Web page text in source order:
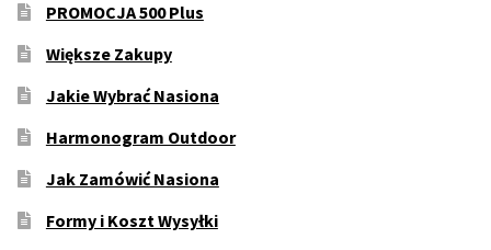
PROMOCJA 500 Plus
Większe Zakupy
Jakie Wybrać Nasiona
Harmonogram Outdoor
Jak Zamówić Nasiona
Formy i Koszt Wysyłki